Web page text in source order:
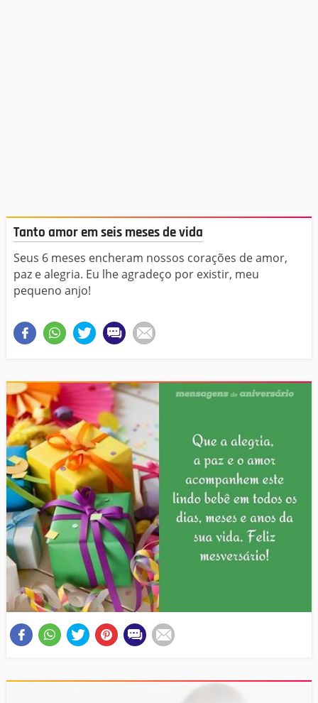
Tanto amor em seis meses de vida
Seus 6 meses encheram nossos corações de amor,
paz e alegria. Eu lhe agradeço por existir, meu
pequeno anjo!